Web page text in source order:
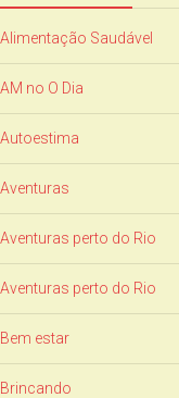
Alimentação Saudável
AM no O Dia
Autoestima
Aventuras
Aventuras perto do Rio
Aventuras perto do Rio
Bem estar
Brincando